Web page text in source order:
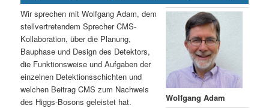
g
e
n
i
n
g
e
Wolfgang Adam
Wir sprechen mit Wolfgang Adam, dem
stellvertretendem Sprecher CMS-
Kollaboration, über die Planung,
Bauphase und Design des Detektors,
die Funktionsweise und Aufgaben der
einzelnen Detektionsschichten und
welchen Beitrag CMS zum Nachweis
des Higgs-Bosons geleistet hat.